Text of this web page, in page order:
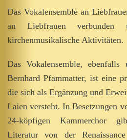
Das Vokalensemble an
an Liebfrauen verbunden
kirchenmusikalische Aktivitäten.
Das Vokalensemble,
Bernhard Pfammatter, ist eine
die sich als Ergänzung und
Laien versteht. In Besetzungen
24-köpfigen Kammerchor
Literatur von der